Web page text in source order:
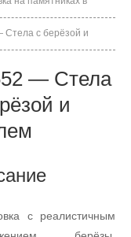
Стела с берёзой и
— Стела
и
с реалистичным